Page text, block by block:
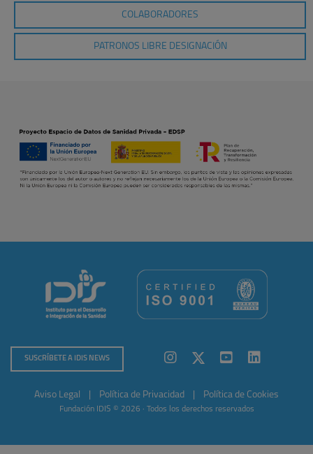
COLABORADORES
PATRONOS LIBRE DESIGNACIÓN
SUSCRÍBETE A IDIS NEWS
Aviso Legal Política de Privacidad Política de Cookies
Fundación IDIS © 2026 · Todos los derechos reservados